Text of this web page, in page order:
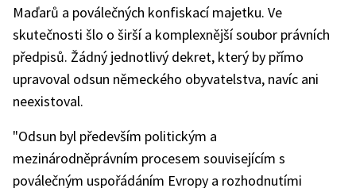
Maďarů a poválečných konfiskací majetku. Ve
skutečnosti šlo o širší a komplexnější soubor právních
předpisů. Žádný jednotlivý dekret, který by přímo
upravoval odsun německého obyvatelstva, navíc ani
neexistoval.
"Odsun byl především politickým a
mezinárodněprávním procesem souvisejícím s
poválečným uspořádáním Evropy a rozhodnutími